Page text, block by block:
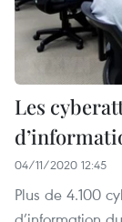
Les
04/11/2020 12:45
Plus de 4.100